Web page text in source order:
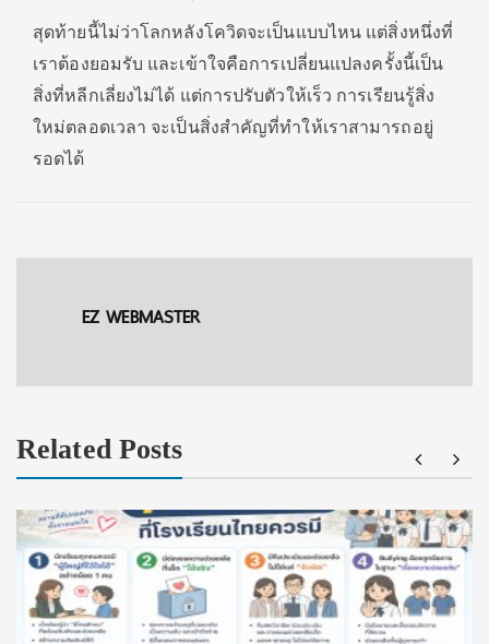
สุดท้ายนี้ไม่ว่าโลกหลังโควิดจะเป็นแบบไหน แต่สิ่งหนึ่งที่
เราต้องยอมรับ และเข้าใจคือการเปลี่ยนแปลงครั้งนี้เป็น
สิ่งที่หลีกเลี่ยงไม่ได้ แต่การปรับตัวให้เร็ว การเรียนรู้สิ่ง
ใหม่ตลอดเวลา จะเป็นสิ่งสำคัญที่ทำให้เราสามารถอยู่
รอดได้
EZ WEBMASTER
Related Posts